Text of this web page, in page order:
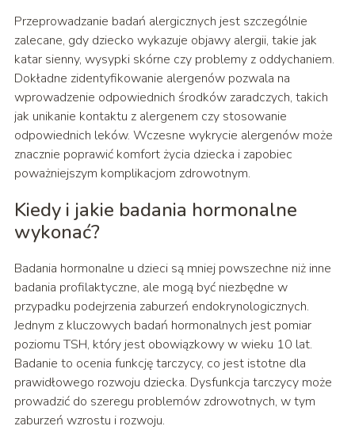
Przeprowadzanie badań alergicznych jest szczególnie
zalecane, gdy dziecko wykazuje objawy alergii, takie jak
katar sienny, wysypki skórne czy problemy z oddychaniem.
Dokładne zidentyfikowanie alergenów pozwala na
wprowadzenie odpowiednich środków zaradczych, takich
jak unikanie kontaktu z alergenem czy stosowanie
odpowiednich leków. Wczesne wykrycie alergenów może
znacznie poprawić komfort życia dziecka i zapobiec
poważniejszym komplikacjom zdrowotnym.
Kiedy i jakie badania hormonalne
wykonać?
Badania hormonalne u dzieci są mniej powszechne niż inne
badania profilaktyczne, ale mogą być niezbędne w
przypadku podejrzenia zaburzeń endokrynologicznych.
Jednym z kluczowych badań hormonalnych jest pomiar
poziomu TSH, który jest obowiązkowy w wieku 10 lat.
Badanie to ocenia funkcję tarczycy, co jest istotne dla
prawidłowego rozwoju dziecka. Dysfunkcja tarczycy może
prowadzić do szeregu problemów zdrowotnych, w tym
zaburzeń wzrostu i rozwoju.